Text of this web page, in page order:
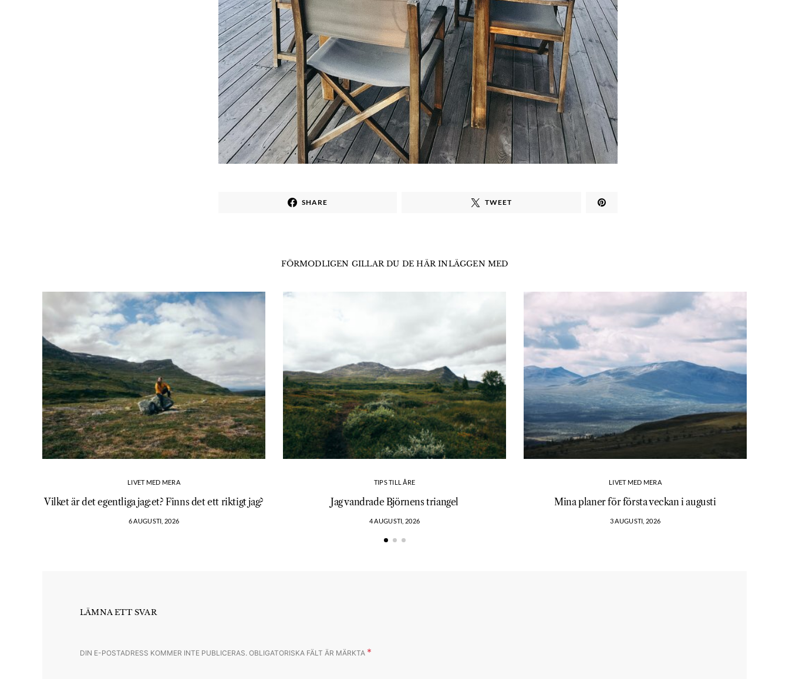
SHARE TWEET
FÖRMODLIGEN GILLAR DU DE HÄR INLÄGGEN MED
LIVET MED MERA
Vilket är det egentliga jag:et? Finns det ett riktigt jag?
6 AUGUSTI, 2026
TIPS TILL ÅRE
Jag vandrade Björnens triangel
4 AUGUSTI, 2026
LIVET MED MERA
Mina planer för första veckan i augusti
3 AUGUSTI, 2026
LÄMNA ETT SVAR
DIN E-POSTADRESS KOMMER INTE PUBLICERAS. OBLIGATORISKA FÄLT ÄR MÄRKTA *